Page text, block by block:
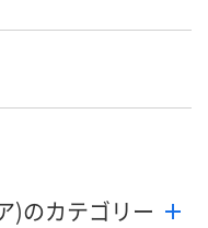
（月）まで 8月24日（月）
カゴへ カ
)のカテゴリー